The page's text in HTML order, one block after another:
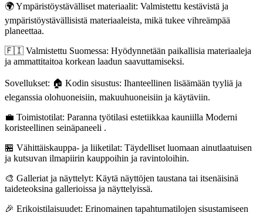
🌍 Ympäristöystävälliset materiaalit: Valmistettu kestävistä ja
ympäristöystävällisistä materiaaleista, mikä tukee vihreämpää
planeettaa.
🇫🇮 Valmistettu Suomessa: Hyödynnetään paikallisia materiaaleja
ja ammattitaitoa korkean laadun saavuttamiseksi.
Sovellukset: 🏠 Kodin sisustus: Ihanteellinen lisäämään tyyliä ja
eleganssia olohuoneisiin, makuuhuoneisiin ja käytäviin.
💼 Toimistotilat: Paranna työtilasi estetiikkaa kauniilla Moderni
koristeellinen seinäpaneeli .
🏪 Vähittäiskauppa- ja liiketilat: Täydelliset luomaan ainutlaatuisen
ja kutsuvan ilmapiirin kauppoihin ja ravintoloihin.
🎨 Galleriat ja näyttelyt: Käytä näyttöjen taustana tai itsenäisinä
taideteoksina gallerioissa ja näyttelyissä.
🎉 Erikoistilaisuudet: Erinomainen tapahtumatilojen sisustamiseen